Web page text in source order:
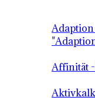
Affinität
Aktivkalk